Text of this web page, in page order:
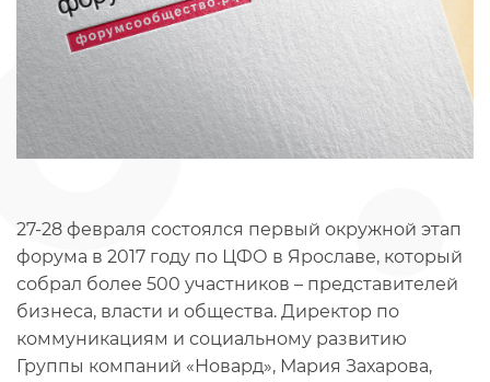
27-28 февраля состоялся первый окружной этап
форума в 2017 году по ЦФО в Ярославе, который
собрал более 500 участников – представителей
бизнеса, власти и общества. Директор по
коммуникациям и социальному развитию
Группы компаний «Новард», Мария Захарова,